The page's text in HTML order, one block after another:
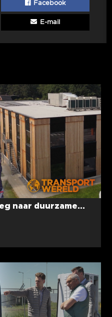
Facebook
E-mail
naar duurzame...